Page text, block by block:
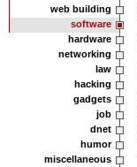
web building
software
hardware
networking
law
hacking
gadgets
job
dnet
humor
miscellaneous